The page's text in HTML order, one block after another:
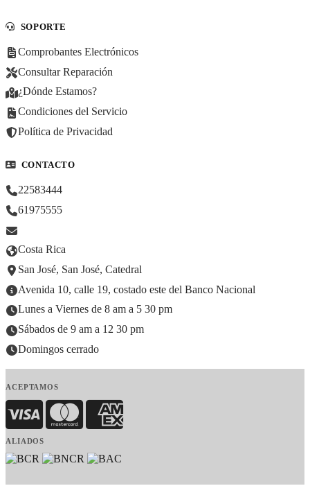
SOPORTE
Comprobantes Electrónicos
Consultar Reparación
¿Dónde Estamos?
Condiciones del Servicio
Política de Privacidad
CONTACTO
22583444
61975555
Costa Rica
San José, San José, Catedral
Avenida 10, calle 19, costado este del Banco Nacional
Lunes a Viernes de 8 am a 5 30 pm
Sábados de 9 am a 12 30 pm
Domingos cerrado
ACEPTAMOS
Visa MasterCardAmerican Express
ALIADOS